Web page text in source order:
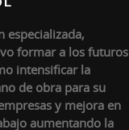
especializada,
formar a los futuros
intensificar la
de obra para su
y mejora en
aumentando la